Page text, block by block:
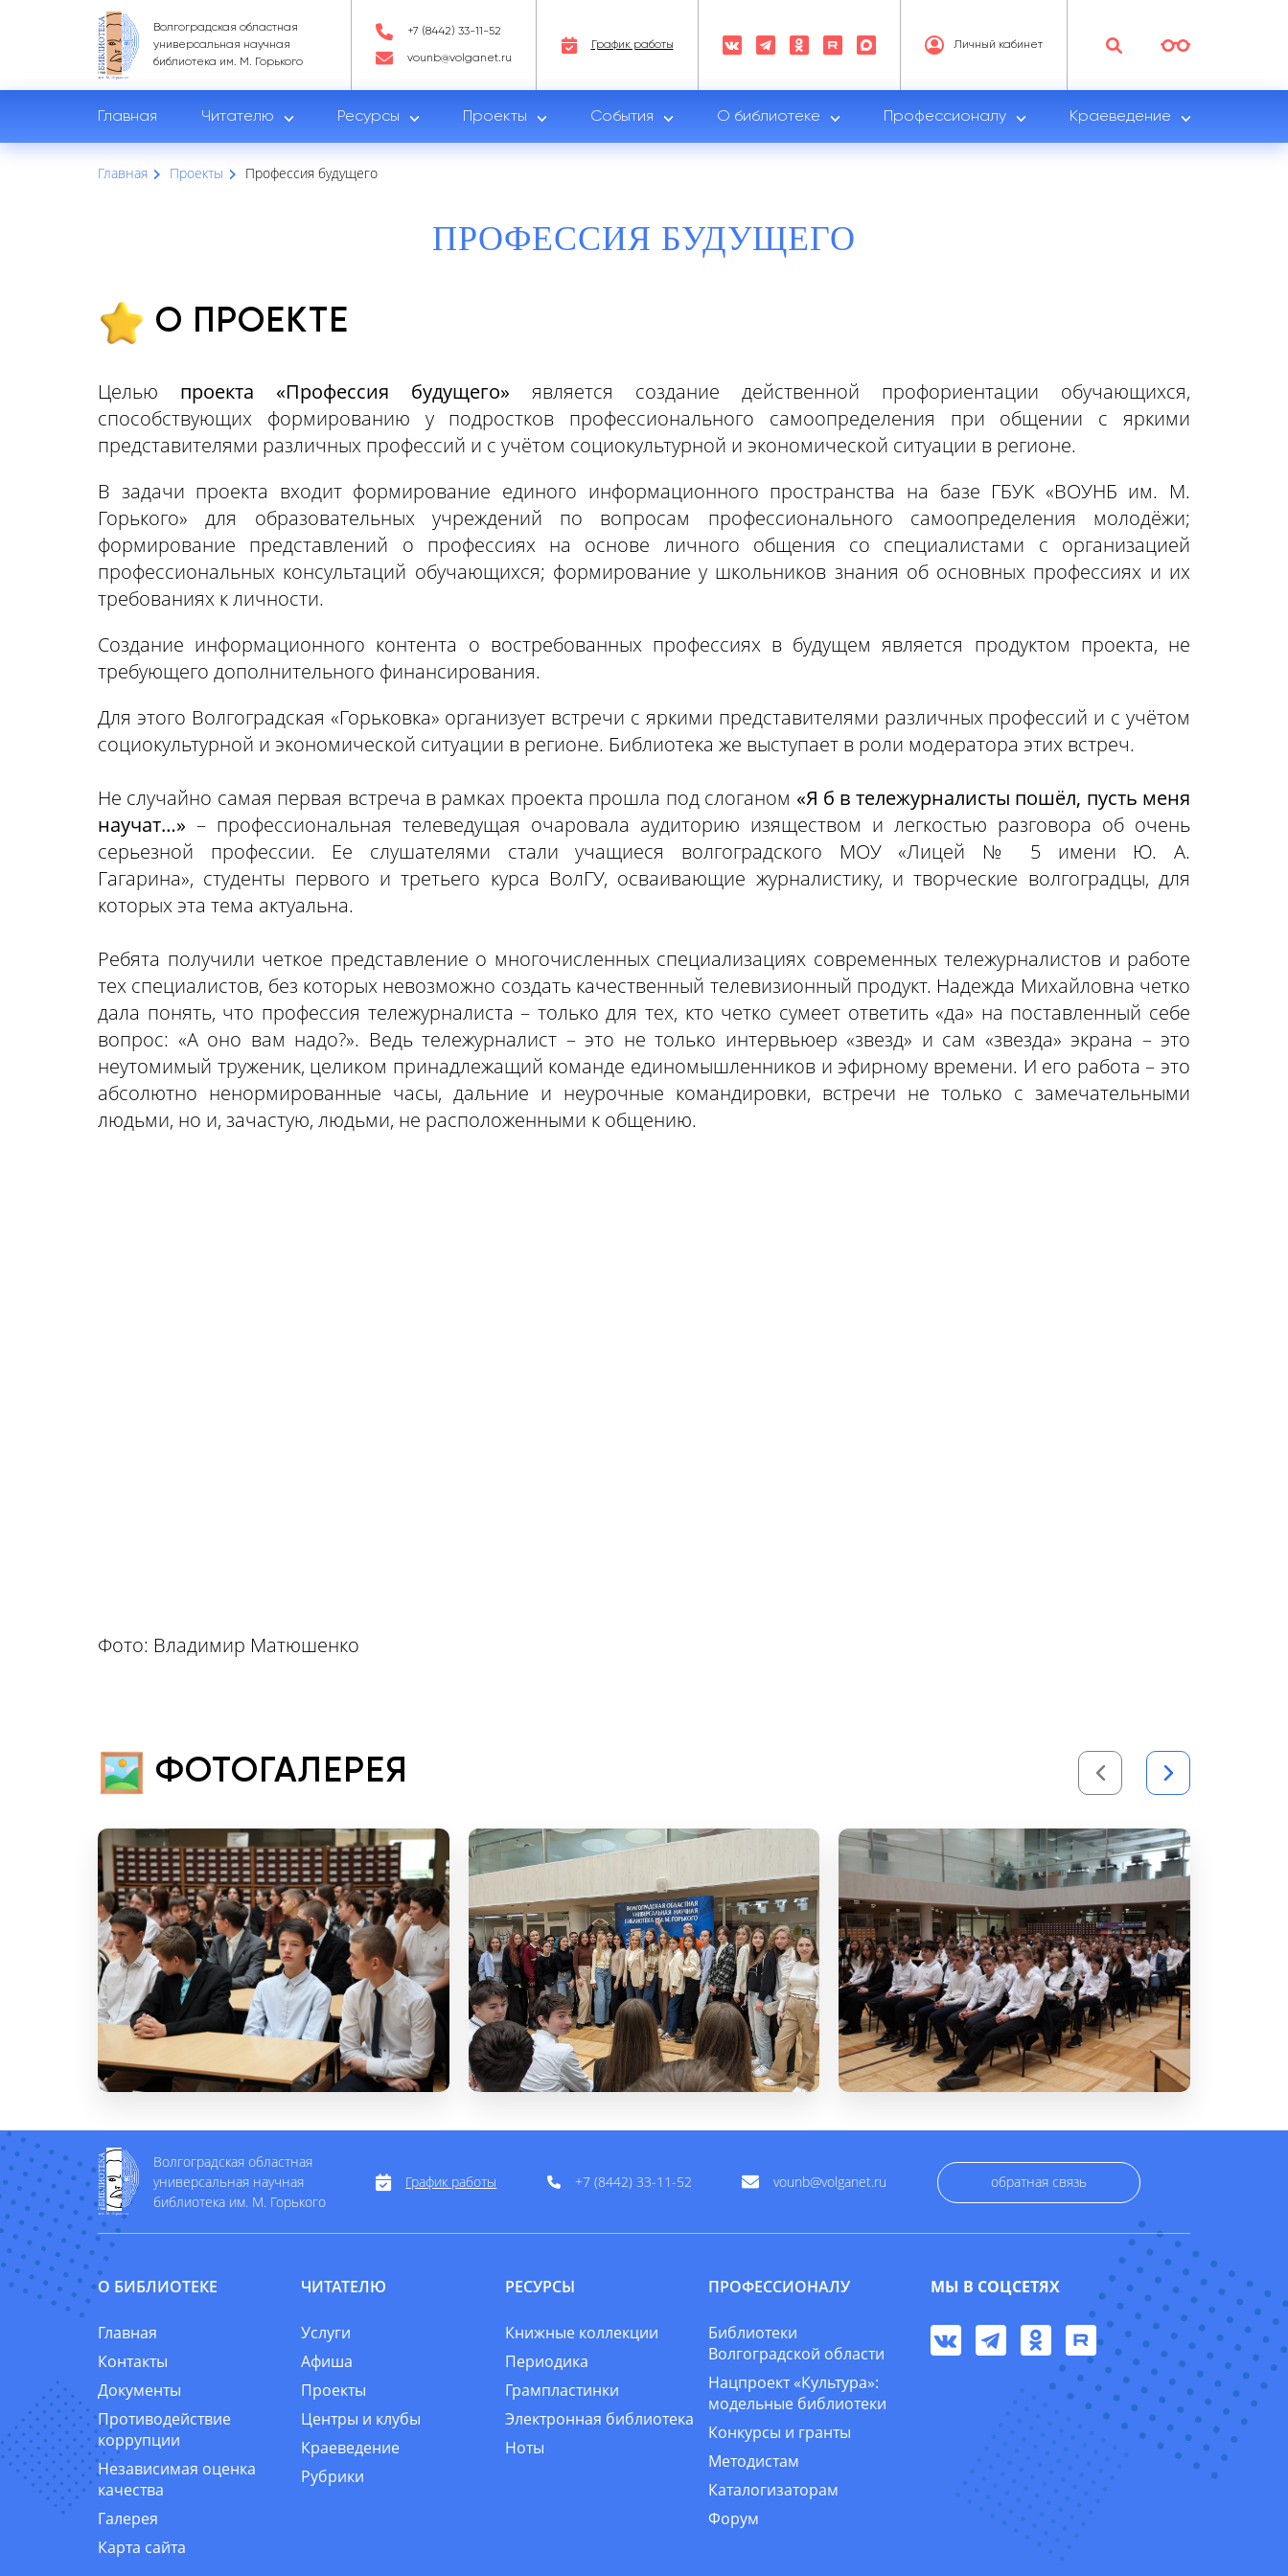
Волгоградская областная
универсальная научная
библиотека им. М. Горького
+7 (8442) 33-11-52
vounb@volganet.ru
График работы Личный кабинет
Главная Читателю Ресурсы Проекты События О библиотеке Профессионалу Краеведение
Главная Проекты Профессия будущего
ПРОФЕССИЯ БУДУЩЕГО
О ПРОЕКТЕ
Целью проекта «Профессия будущего» является создание действенной профориентации обучающихся,
способствующих формированию у подростков профессионального самоопределения при общении с яркими
представителями различных профессий и с учётом социокультурной и экономической ситуации в регионе.
В задачи проекта входит формирование единого информационного пространства на базе ГБУК «ВОУНБ им. М.
Горького» для образовательных учреждений по вопросам профессионального самоопределения молодёжи;
формирование представлений о профессиях на основе личного общения со специалистами с организацией
профессиональных консультаций обучающихся; формирование у школьников знания об основных профессиях и их
требованиях к личности.
Создание информационного контента о востребованных профессиях в будущем является продуктом проекта, не
требующего дополнительного финансирования.
Для этого Волгоградская «Горьковка» организует встречи с яркими представителями различных профессий и с учётом
социокультурной и экономической ситуации в регионе. Библиотека же выступает в роли модератора этих встреч.
Не случайно самая первая встреча в рамках проекта прошла под слоганом «Я б в тележурналисты пошёл, пусть меня
научат…» – профессиональная телеведущая очаровала аудиторию изяществом и легкостью разговора об очень
серьезной профессии. Ее слушателями стали учащиеся волгоградского МОУ «Лицей № 5 имени Ю. А.
Гагарина», студенты первого и третьего курса ВолГУ, осваивающие журналистику, и творческие волгоградцы, для
которых эта тема актуальна.
Ребята получили четкое представление о многочисленных специализациях современных тележурналистов и работе
тех специалистов, без которых невозможно создать качественный телевизионный продукт. Надежда Михайловна четко
дала понять, что профессия тележурналиста – только для тех, кто четко сумеет ответить «да» на поставленный себе
вопрос: «А оно вам надо?». Ведь тележурналист – это не только интервьюер «звезд» и сам «звезда» экрана – это
неутомимый труженик, целиком принадлежащий команде единомышленников и эфирному времени. И его работа – это
абсолютно ненормированные часы, дальние и неурочные командировки, встречи не только с замечательными
людьми, но и, зачастую, людьми, не расположенными к общению.
Фото: Владимир Матюшенко
ФОТОГАЛЕРЕЯ
Волгоградская областная
универсальная научная
библиотека им. М. Горького
График работы +7 (8442) 33-11-52 vounb@volganet.ru обратная связь
О БИБЛИОТЕКЕ
Главная
Контакты
Документы
Противодействие
коррупции
Независимая оценка
качества
Галерея
Карта сайта
ЧИТАТЕЛЮ
Услуги
Афиша
Проекты
Центры и клубы
Краеведение
Рубрики
РЕСУРСЫ
Книжные коллекции
Периодика
Грампластинки
Электронная библиотека
Ноты
ПРОФЕССИОНАЛУ
Библиотеки
Волгоградской области
Нацпроект «Культура»:
модельные библиотеки
Конкурсы и гранты
Методистам
Каталогизаторам
Форум
МЫ В СОЦСЕТЯХ